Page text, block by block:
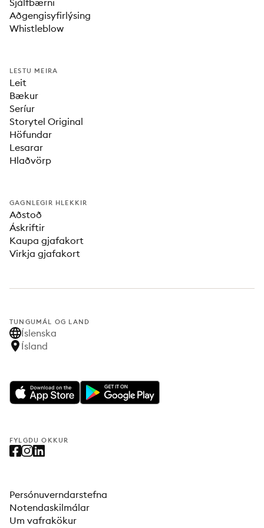
Sjálfbærni
Aðgengisyfirlýsing
Whistleblow
LESTU MEIRA
Leit
Bækur
Seríur
Storytel Original
Höfundar
Lesarar
Hlaðvörp
GAGNLEGIR HLEKKIR
Aðstoð
Áskriftir
Kaupa gjafakort
Virkja gjafakort
TUNGUMÁL OG LAND
Íslenska
Ísland
FYLGDU OKKUR
Persónuverndarstefna
Notendaskilmálar
Um vafrakökur